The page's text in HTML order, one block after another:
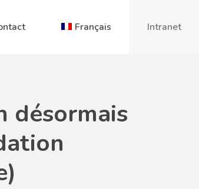
Français Intranet
désormais